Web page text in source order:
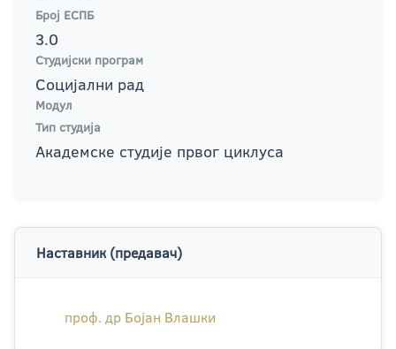
Број ЕСПБ
3.0
Студијски програм
Социјални рад
Модул
Тип студија
Академске студије првог циклуса
Наставник (предавач)
проф. др Бојан Влашки